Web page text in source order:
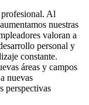
Al
nuestras
valoran a
personal y
constante.
áreas y campos
nuevas
perspectivas